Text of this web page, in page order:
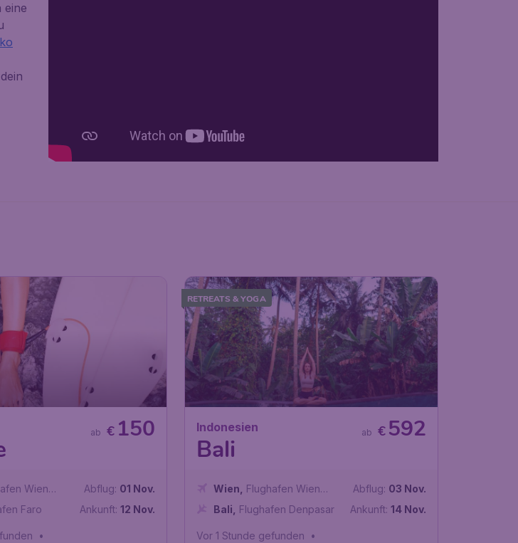
eine
€ 150
ab
Wien
Faro
Abflug: 01 Nov.
Ankunft: 12 Nov.
•
RETREATS & YOGA
Indonesien
Bali
€ 592
ab
Wien
Flughafen Wien
Schwechat
Bali Flughafen Denpasar
Abflug: 03 Nov.
Ankunft: 14 Nov.
Vor 1 Stunde gefunden •